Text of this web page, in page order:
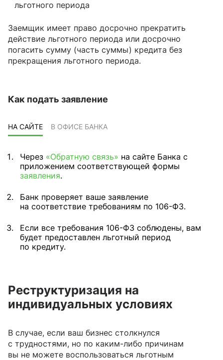
льготного периода
Заемщик имеет право досрочно прекратить
действие льготного периода или досрочно
погасить сумму (часть суммы) кредита без
прекращения льготного периода.
Как подать заявление
НА САЙТЕ В ОФИСЕ БАНКА
Через «Обратную связь» на сайте Банка с
приложением соответствующей формы
заявления.
Банк проверяет ваше заявление
на соответствие требованиям по 106-ФЗ.
Если все требования 106-ФЗ соблюдены, вам
будет предоставлен льготный период
по кредиту.
Реструктуризация на
индивидуальных условиях
В случае, если ваш бизнес столкнулся
с трудностями, но по каким-либо причинам
вы не можете воспользоваться льготным